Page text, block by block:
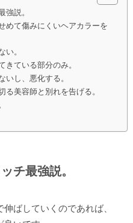
強説。
めて傷みにくいヘアカラーを
い。
きている部分のみ。
いし、悪化する。
る美容師と別れを告げる。
チ最強説。
ばしていくのであれば、